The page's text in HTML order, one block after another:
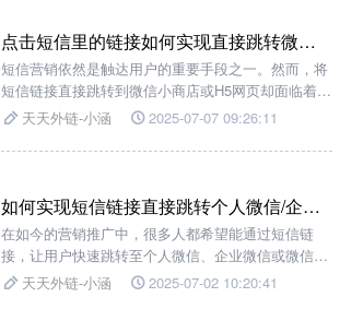
点击短信里的链接如何实现直接跳转微信小商店/H5网页？
短信营销依然是触达用户的重要手段之一。然而，将
短信链接直接跳转到微信小商店或H5网页却面临着诸
多挑战，比如微信对直接跳转的限制、用户操作复杂
们提供了解决方案，它能够轻松实现短信链接跳转微
验。
天天外链-小涵 2025-07-07 09:26:11
如何实现短信链接直接跳转个人微信/企业微信/微信群？
在如今的营销推广中，很多人都希望能通过短信链
接，让用户快速跳转至个人微信、企业微信或微信
群，以此来拓展业务、增加客户粘性。但这过程中，
天天外链-小涵 2025-07-02 10:20:41